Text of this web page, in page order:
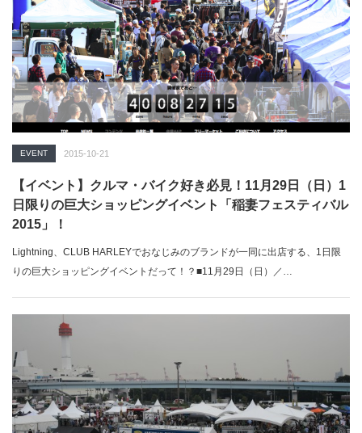
EVENT 2015-10-21
【イベント】クルマ・バイク好き必見！11月29日（日）1
日限りの巨大ショッピングイベント「稲妻フェスティバル
2015」！
Lightning、CLUB HARLEYでおなじみのブランドが一同に出店する、1日限
りの巨大ショッピングイベントだって！？■11月29日（日）／…